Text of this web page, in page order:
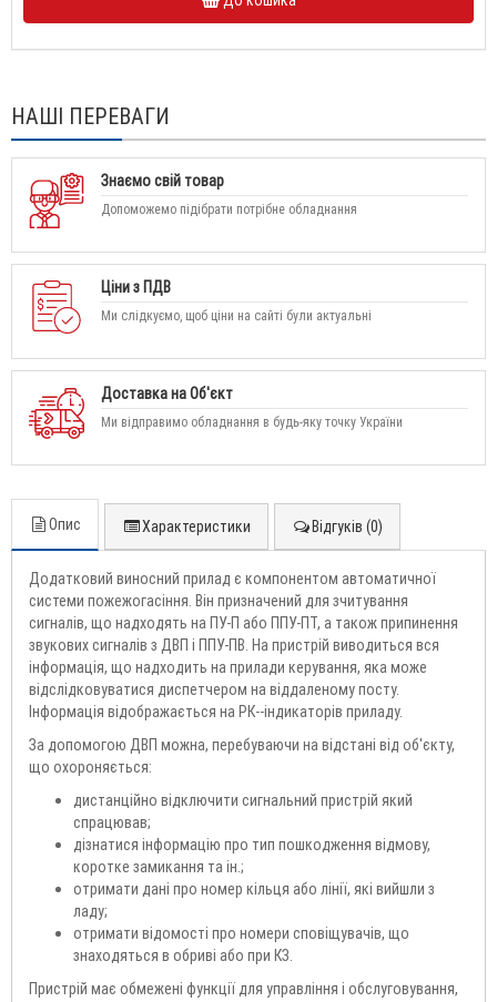
НАШІ ПЕРЕВАГИ
Знаємо свій товар
Допоможемо підібрати потрібне обладнання
Ціни з ПДВ
Ми слідкуємо, щоб ціни на сайті були актуальні
Доставка на Об'єкт
Ми відправимо обладнання в будь-яку точку України
Опис Характеристики Відгуків (0)
Додатковий виносний прилад є компонентом автоматичної
системи пожежогасіння. Він призначений для зчитування
сигналів, що надходять на ПУ-П або ППУ-ПТ, а також припинення
звукових сигналів з ДВП і ППУ-ПВ. На пристрій виводиться вся
інформація, що надходить на прилади керування, яка може
відслідковуватися диспетчером на віддаленому посту.
Інформація відображається на РК--індикаторів приладу.
За допомогою ДВП можна, перебуваючи на відстані від об'єкту,
що охороняється:
дистанційно відключити сигнальний пристрій який
спрацював;
дізнатися інформацію про тип пошкодження відмову,
коротке замикання та ін.;
отримати дані про номер кільця або лінії, які вийшли з
ладу;
отримати відомості про номери сповіщувачів, що
знаходяться в обриві або при КЗ.
Пристрій має обмежені функції для управління і обслуговування,